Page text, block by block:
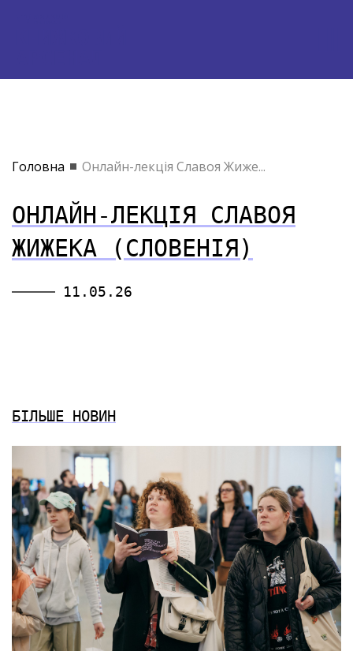
Головна Онлайн-лекція Славоя Жиже...
ОНЛАЙН-ЛЕКЦІЯ СЛАВОЯ
ЖИЖЕКА (СЛОВЕНІЯ)
11.05.26
БІЛЬШЕ НОВИН